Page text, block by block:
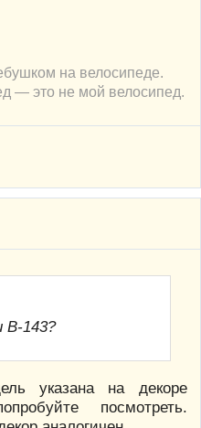
на велосипеде.
— это не мой велосипед.
В-143?
указана на декоре
посмотреть.